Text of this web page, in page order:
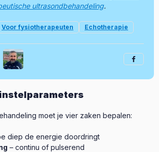
ultrasondbehandeling.
Voor fysiotherapeuten Echotherapie
moet je vier zaken bepalen:
diep de energie doordringt
– continu of pulserend